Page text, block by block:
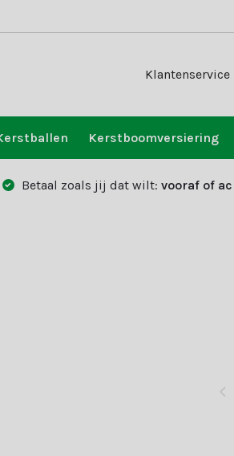
Klantenservice
Kerstboomversiering
Betaal zoals jij dat wilt: vooraf of